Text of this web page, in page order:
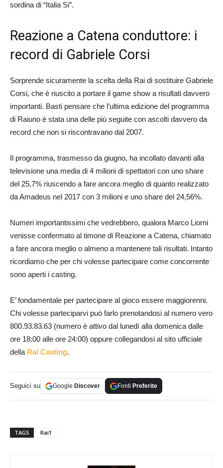
sordina di “Italia Si”.
Reazione a Catena conduttore: i
record di Gabriele Corsi
Sorprende sicuramente la scelta della Rai di sostituire Gabriele
Corsi, che è riuscito a portare il game show a risultati davvero
importanti. Basti pensare che l’ultima edizione del programma
di Raiuno è stata una delle più seguite con ascolti davvero da
record che non si riscontravano dal 2007.
Il programma, trasmesso da giugno, ha incollato davanti alla
televisione una media di 4 milioni di spettatori con uno share
del 25,7% riuscendo a fare ancora meglio di quanto realizzato
da Amadeus nel 2017 con 3 milioni e uno share del 24,56%.
Numeri importantissimi che vedrebbero, qualora Marco Liorni
venisse confermato al timone di Reazione a Catena, chiamato
a fare ancora meglio o almeno a mantenere tali risultati. Intanto
ricordiamo che per chi volesse partecipare come concorrente
sono aperti i casting.
E’ fondamentale per partecipare al gioco essere maggiorenni.
Chi volesse parteciparvi può farlo prenotandosi al numero vero
800.93.83.63 (numero è attivo dal lunedì alla domenica dalle
ore 18:00 alle ore 24:00) oppure collegandosi al sito ufficiale
della Rai Casting.
Seguici su Google Discover Fonti Preferite
TAGS Rai1